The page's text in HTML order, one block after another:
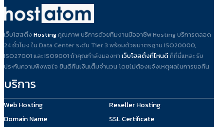
เว็บโฮสติ้ง Hostingคุณภาพ บริการด้วยทีมงานมืออาชีพ Hosting บริการตลอด
24 ชั่วโมง ใน Data Center ระดับ Tier 3 พร้อมด้วยมาตรฐาน ISO20000,
ISO27001 และ ISO9001 ถ้าคุณกำลังมองหา เว็บโฮสติ้งที่ไหนดีก็ที่นี่แหละ รับ
ประกันความพึงพอใจ ยินดีคืนเงินเต็มจำนวน โดยไม่ต้องแจ้งเหตุผลในการขอคืน
บริการ
Web Hosting
Domain Name
Reseller Hosting
SSL Certificate